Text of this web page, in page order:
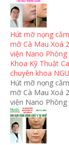
Hút mỡ nọng
mỡ Cà Mau Xoá
viện Nano
Khoa Kỹ Thuật
chuyên khoa
Hút mỡ nọng
mỡ Cà Mau Xoá
viện Nano Phòng